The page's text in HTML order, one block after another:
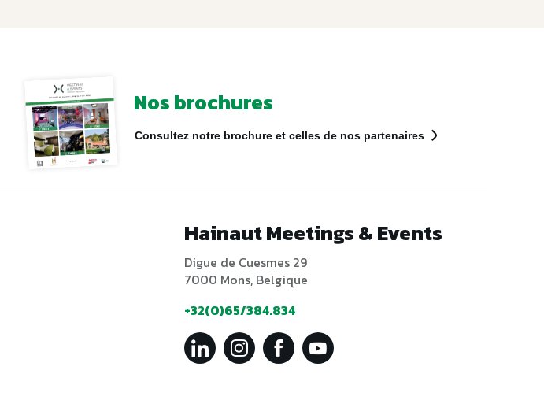
Nos brochures
Consultez notre brochure et celles de nos partenaires
Hainaut Meetings & Events
Digue de Cuesmes 29
7000 Mons, Belgique
+32(0)65/384.834